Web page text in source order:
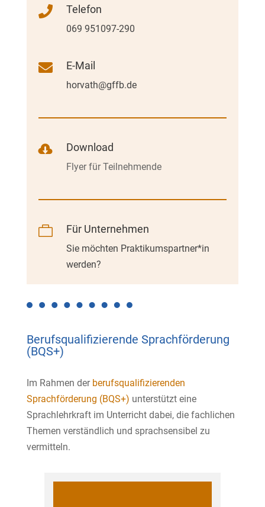
 Telefon
069 951097-290
 E-Mail
horvath@gffb.de
 Download
Flyer für Teilnehmende
 Für Unternehmen
Sie möchten Praktikumspartner*in
werden?
Berufsqualifizierende Sprachförderung
(BQS+)
Im Rahmen der berufsqualifizierenden
Sprachförderung (BQS+) unterstützt eine
Sprachlehrkraft im Unterricht dabei, die fachlichen
Themen verständlich und sprachsensibel zu
vermitteln.